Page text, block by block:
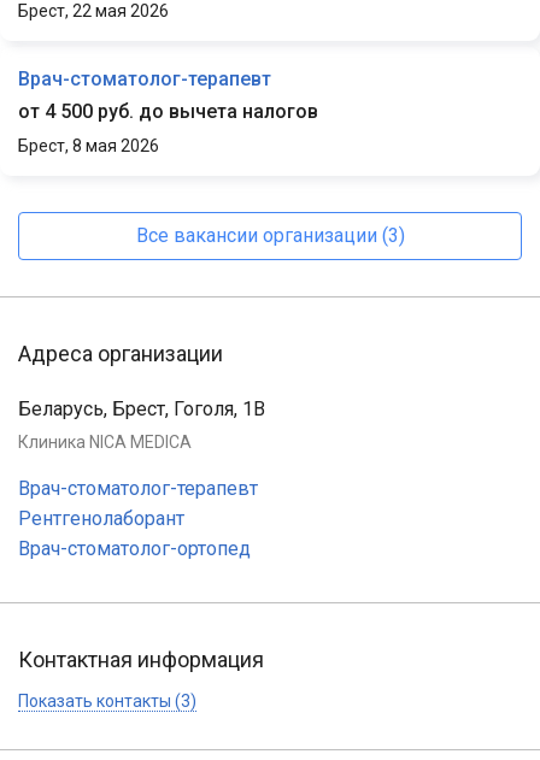
Брест, 22 мая 2026
Врач-стоматолог-терапевт
от 4 500 руб. до вычета налогов
Брест, 8 мая 2026
Все вакансии организации (3)
Адреса организации
Беларусь, Брест, Гоголя, 1В
Клиника NICA MEDICA
Врач-стоматолог-терапевт
Рентгенолаборант
Врач-стоматолог-ортопед
Контактная информация
Показать контакты (3)